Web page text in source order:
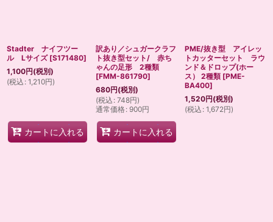
Stadter ナイフツー
ル Lサイズ [S171480]
1,100円(税別)
(税込 : 1,210円)
カートに入れる
訳あり／シュガークラフ
ト抜き型セット/ 赤ち
ゃんの足形 2種類
[FMM-861790]
680円(税別)
(税込 : 748円)
通常価格: 900円
カートに入れる
PME/抜き型 アイレッ
トカッターセット ラウ
ンド＆ドロップ(ホー
ス） 2種類 [PME-
BA400]
1,520円(税別)
(税込 : 1,672円)